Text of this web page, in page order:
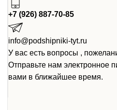
+7 (926) 887-70-85
info@podshipniki-tyt.ru
У вас есть вопросы ,
Отправьте нам электронное
вами в ближайшее время.